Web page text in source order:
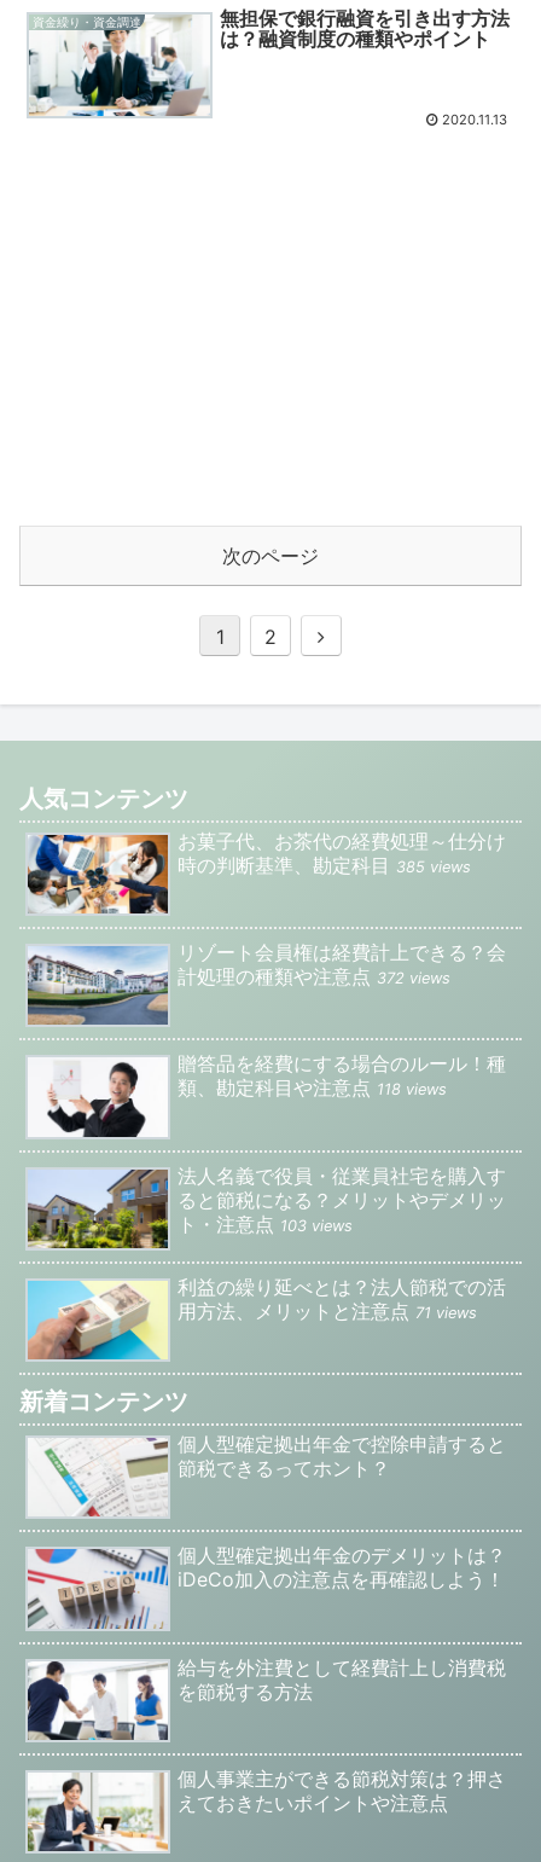
資金繰り・資金調達
無担保で銀行融資を引き出す方法
は？融資制度の種類やポイント
2020.11.13
次のページ
1 2
人気コンテンツ
お菓子代、お茶代の経費処理～仕分け
時の判断基準、勘定科目 385 views
リゾート会員権は経費計上できる？会
計処理の種類や注意点 372 views
贈答品を経費にする場合のルール！種
類、勘定科目や注意点 118 views
法人名義で役員・従業員社宅を購入す
ると節税になる？メリットやデメリッ
ト・注意点 103 views
利益の繰り延べとは？法人節税での活
用方法、メリットと注意点 71 views
新着コンテンツ
個人型確定拠出年金で控除申請すると
節税できるってホント？
個人型確定拠出年金のデメリットは？
iDeCo加入の注意点を再確認しよう！
給与を外注費として経費計上し消費税
を節税する方法
個人事業主ができる節税対策は？押さ
えておきたいポイントや注意点